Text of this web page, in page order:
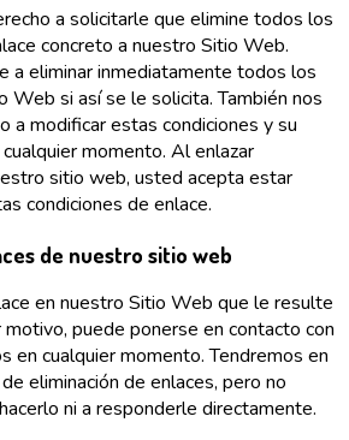
a solicitarle que elimine todos los
concreto a nuestro Sitio Web.
a eliminar inmediatamente todos los
Web si así se le solicita. También nos
a modificar estas condiciones y su
momento. Al enlazar
sitio web, usted acepta estar
condiciones de enlace.
de nuestro sitio web
en nuestro Sitio Web que le resulte
puede ponerse en contacto con
en cualquier momento. Tendremos en
eliminación de enlaces, pero no
ni a responderle directamente.